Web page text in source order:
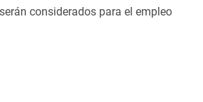
considerados para el empleo